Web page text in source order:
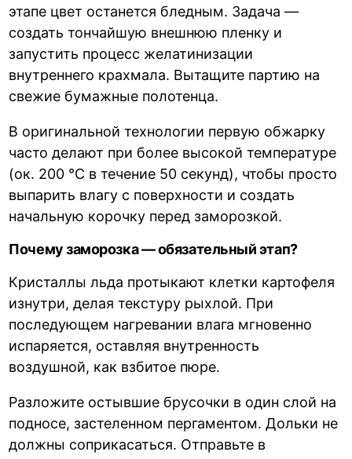
этапе цвет останется бледным. Задача —
создать тончайшую внешнюю пленку и
запустить процесс желатинизации
внутреннего крахмала. Вытащите партию на
свежие бумажные полотенца.
В оригинальной технологии первую обжарку
часто делают при более высокой температуре
(ок. 200 °C в течение 50 секунд), чтобы просто
выпарить влагу с поверхности и создать
начальную корочку перед заморозкой.
Почему заморозка — обязательный этап?
Кристаллы льда протыкают клетки картофеля
изнутри, делая текстуру рыхлой. При
последующем нагревании влага мгновенно
испаряется, оставляя внутренность
воздушной, как взбитое пюре.
Разложите остывшие брусочки в один слой на
подносе, застеленном пергаментом. Дольки не
должны соприкасаться. Отправьте в